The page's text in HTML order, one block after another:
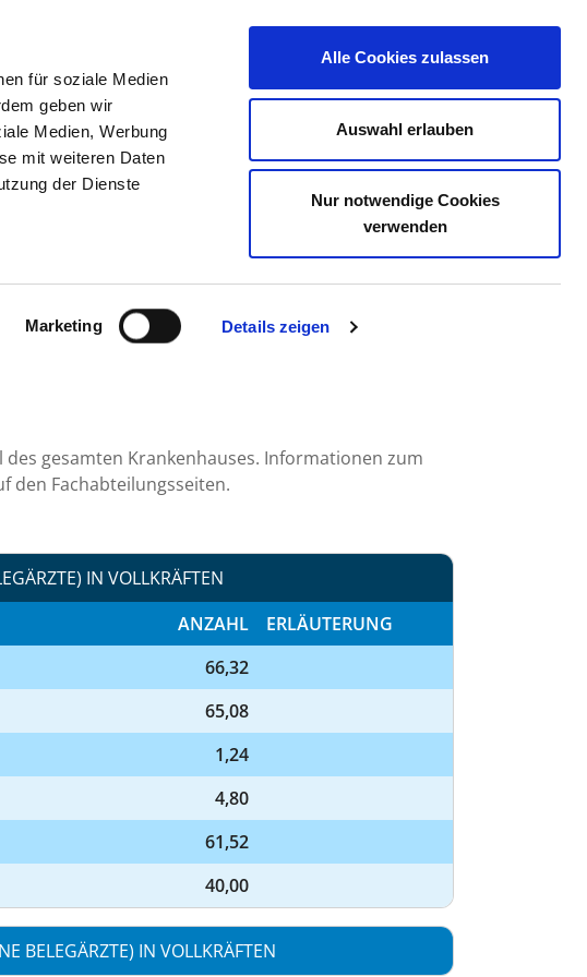
für soziale Medien
geben wir
Medien, Werbung
mit weiteren Daten
der Dienste
Marketing Details zeigen
Alle Cookies zulassen
Auswahl erlauben
Nur notwendige Cookies
verwenden
DKV STELLENBÖRSE KONTAKT IHRE MEINUNG
gesamten Krankenhauses. Informationen zum
den Fachabteilungsseiten.
IN VOLLKRÄFTEN
ANZAHL
ERLÄUTERUNG
66,32
65,08
1,24
4,80
61,52
40,00
BELEGÄRZTE) IN VOLLKRÄFTEN